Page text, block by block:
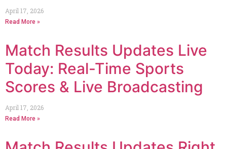
April 17, 2026
Read More »
Match Results Updates Live
Today: Real-Time Sports
Scores & Live Broadcasting
April 17, 2026
Read More »